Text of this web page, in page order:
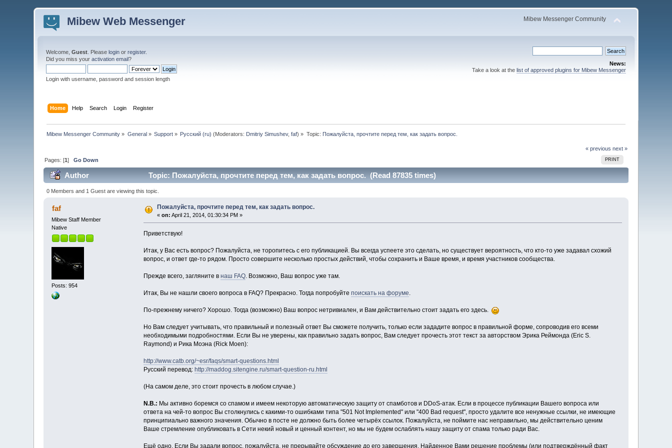
Mibew Web Messenger Mibew Messenger Community
Welcome,Guest . Pleaselogin orregister.
Did you miss youractivation email?
Login with username, password and session length
News:
Take a look at the list of approved plugins for Mibew Messenger
Home Help Search Login Register
Mibew Messenger Community » General» Support » Русский (ru) (Moderators: Dmitriy Simushev,faf) » Topic: Пожалуйста, прочтите перед тем, как задать вопрос.
« previous next »
PRINT
Pages: [1]Go Down
Author Topic: Пожалуйста, прочтите перед тем, как задать вопрос. (Read 87835 times)
0 Members and 1 Guest are viewing this topic.
faf
Mibew Staff Member
Native
Posts: 954
Пожалуйста, прочтите перед тем, как задать вопрос.
«on: April 21, 2014, 01:30:34 PM »
Приветствую!
Итак, у Вас есть вопрос? Пожалуйста, не торопитесь с его публикацией. Вы всегда успеете это сделать, но существует вероятность, что кто-то уже задавал схожий
вопрос, и ответ где-то рядом. Просто совершите несколько простых действий, чтобы сохранить и Ваше время, и время участников сообщества.
Прежде всего, загляните в наш FAQ. Возможно, Ваш вопрос уже там.
Итак, Вы не нашли своего вопроса в FAQ? Прекрасно. Тогда попробуйте поискать на форуме.
По-прежнему ничего? Хорошо. Тогда (возможно) Ваш вопрос нетривиален, и Вам действительно стоит задать его здесь.
Но Вам следует учитывать, что правильный и полезный ответ Вы сможете получить, только если зададите вопрос в правильной форме, сопроводив его всеми
необходимыми подробностями. Если Вы не уверены, как правильно задать вопрос, Вам следует прочесть этот текст за авторством Эрика Реймонда (Eric S.
Raymond) и Рика Моэна (Rick Moen):
http://www.catb.org/~esr/faqs/smart-questions.html
Русский перевод: http://maddog.sitengine.ru/smart-question-ru.html
(На самом деле, это стоит прочесть в любом случае.)
N.B.: Мы активно боремся со спамом и имеем некоторую автоматическую защиту от спамботов и DDoS-атак. Если в процессе публикации Вашего вопроса или
ответа на чей-то вопрос Вы столкнулись с какими-то ошибками типа "501 Not Implemented" или "400 Bad request", просто удалите все ненужные ссылки, не имеющие
принципиально важного значения. Обычно в посте не должно быть более четырёх ссылок. Пожалуйста, не поймите нас неправильно, мы действительно ценим
Ваше стремление опубликовать в Сети некий новый и ценный контент, но мы не будем ослаблять нашу защиту от спама только ради Вас.
Ещё одно. Если Вы задали вопрос, пожалуйста, не прерывайте обсуждение до его завершения. Найденное Вами решение проблемы (или подтверждённый факт